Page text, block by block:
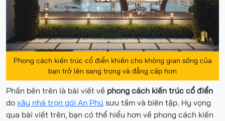
Phong cách kiến trúc cổ điển khiến cho không gian sống của
bạn trở lên sang trọng và đẳng cấp hơn
Phần bên trên là bài viết về phong cách kiến trúc cổ điển
do xây nhà trọn gói An Phú sưu tầm và biên tập. Hy vọng
qua bài viết trên, bạn có thể hiểu hơn về phong cách kiến